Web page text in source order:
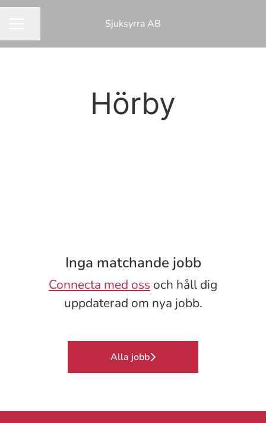
Sjuksyrra AB
Hörby
Inga matchande jobb
Connecta med oss och håll dig
uppdaterad om nya jobb.
Alla jobb